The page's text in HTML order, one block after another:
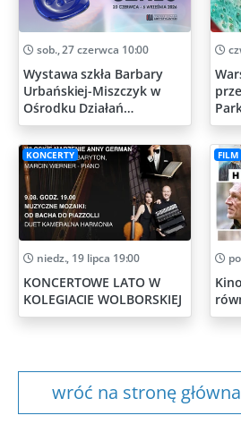
sob., 27 czerwca 10:00
Wystawa szkła Barbary
Urbańskiej-Miszczyk w
Ośrodku Działań
Artystycznych
KONCERTY
niedz., 19 lipca 19:00
KONCERTOWE LATO W
KOLEGIACIE WOLBORSKIEJ
FILM
wróć na stronę